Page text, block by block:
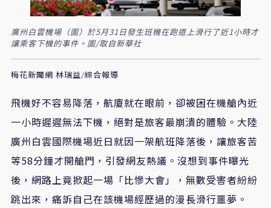
廣州白雲機場（圖）於5月31日發生班機在跑道上滑行了近1小時才
讓乘客下機的事件。圖/取自新華社
梅花新聞網 林瑞益/綜合報導
飛機好不容易降落，航廈就在眼前，卻被困在機艙內近
一小時遲遲無法下機，絕對是旅客最崩潰的體驗。大陸
廣州白雲國際機場近日就因一架航班降落後，讓旅客苦
等58分鐘才開艙門，引發網友熱議。沒想到事件曝光
後，網路上竟掀起一場「比慘大會」，無數受害者紛紛
跳出來，痛訴自己在該機場經歷過的漫長滑行噩夢。